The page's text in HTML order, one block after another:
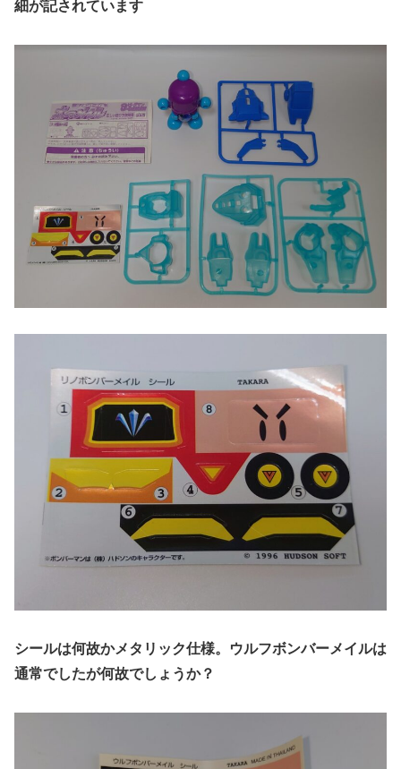
細が記されています
シールは何故かメタリック仕様。ウルフボンバーメイルは
通常でしたが何故でしょうか？